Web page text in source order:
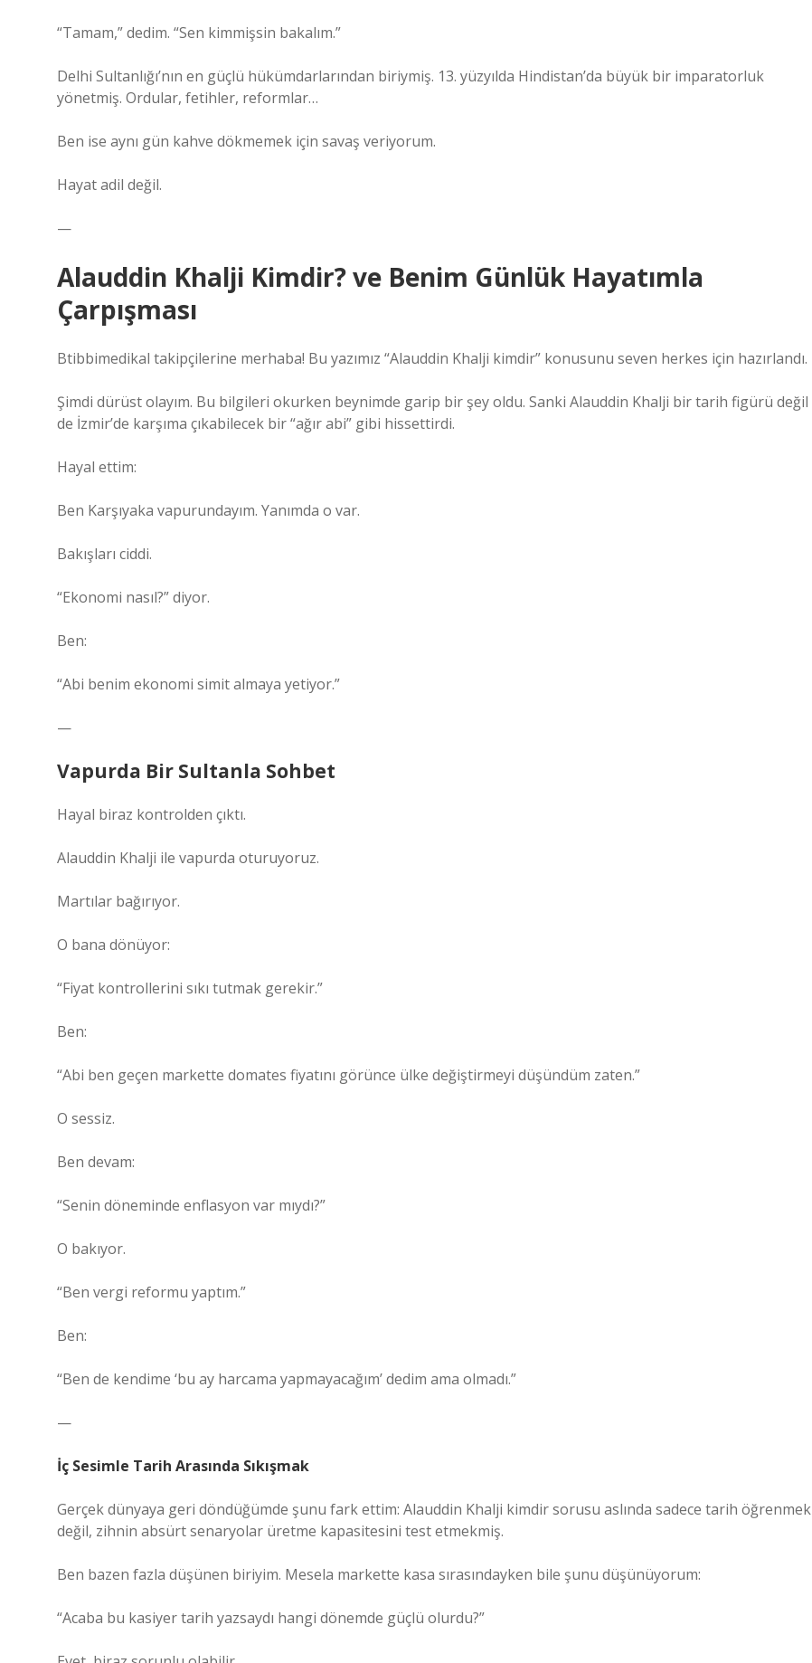
“Tamam,” dedim. “Sen kimmişsin bakalım.”
Delhi Sultanlığı’nın en güçlü hükümdarlarından biriymiş. 13. yüzyılda Hindistan’da büyük bir imparatorluk
yönetmiş. Ordular, fetihler, reformlar…
Ben ise aynı gün kahve dökmemek için savaş veriyorum.
Hayat adil değil.
—
Alauddin Khalji Kimdir? ve Benim Günlük Hayatımla
Çarpışması
Btibbimedikal takipçilerine merhaba! Bu yazımız “Alauddin Khalji kimdir” konusunu seven herkes için hazırlandı.
Şimdi dürüst olayım. Bu bilgileri okurken beynimde garip bir şey oldu. Sanki Alauddin Khalji bir tarih figürü değil
de İzmir’de karşıma çıkabilecek bir “ağır abi” gibi hissettirdi.
Hayal ettim:
Ben Karşıyaka vapurundayım. Yanımda o var.
Bakışları ciddi.
“Ekonomi nasıl?” diyor.
Ben:
“Abi benim ekonomi simit almaya yetiyor.”
—
Vapurda Bir Sultanla Sohbet
Hayal biraz kontrolden çıktı.
Alauddin Khalji ile vapurda oturuyoruz.
Martılar bağırıyor.
O bana dönüyor:
“Fiyat kontrollerini sıkı tutmak gerekir.”
Ben:
“Abi ben geçen markette domates fiyatını görünce ülke değiştirmeyi düşündüm zaten.”
O sessiz.
Ben devam:
“Senin döneminde enflasyon var mıydı?”
O bakıyor.
“Ben vergi reformu yaptım.”
Ben:
“Ben de kendime ‘bu ay harcama yapmayacağım’ dedim ama olmadı.”
—
İç Sesimle Tarih Arasında Sıkışmak
Gerçek dünyaya geri döndüğümde şunu fark ettim: Alauddin Khalji kimdir sorusu aslında sadece tarih öğrenmek
değil, zihnin absürt senaryolar üretme kapasitesini test etmekmiş.
Ben bazen fazla düşünen biriyim. Mesela markette kasa sırasındayken bile şunu düşünüyorum:
“Acaba bu kasiyer tarih yazsaydı hangi dönemde güçlü olurdu?”